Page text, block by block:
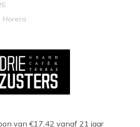
Werkveld
Horeca
van €17,42 vanaf 21 jaar